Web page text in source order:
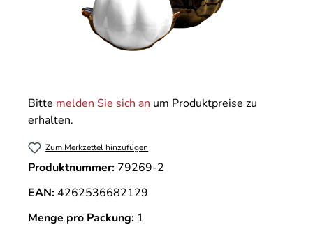
Bitte melden Sie sich an um Produktpreise zu
erhalten.
Zum Merkzettel hinzufügen
Produktnummer: 79269-2
EAN:4262536682129
Menge pro Packung: 1